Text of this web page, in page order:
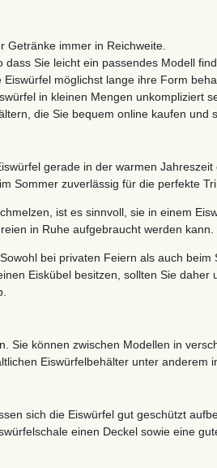
Getränke immer in Reichweite.
Sie leicht ein passendes Modell
möglichst lange ihre Form
in kleinen Mengen unkompliziert
die Sie bequem online kaufen und
gerade in der warmen
Sommer zuverlässig für die perfekte
ist es sinnvoll, sie in einem
in Ruhe aufgebraucht werden kann.
bei privaten Feiern als auch
Eiskübel besitzen, sollten Sie
Sie können zwischen Modellen in
Eiswürfelbehälter unter anderem
sich die Eiswürfel gut geschützt
einen Deckel sowie eine